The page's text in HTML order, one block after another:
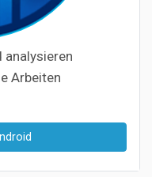
analysieren
Arbeiten